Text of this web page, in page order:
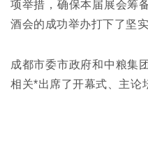
项举措，确保本届展会筹
酒会的成功举办打下了坚实
成都市委市政府和中粮集
相关*出席了开幕式、主论